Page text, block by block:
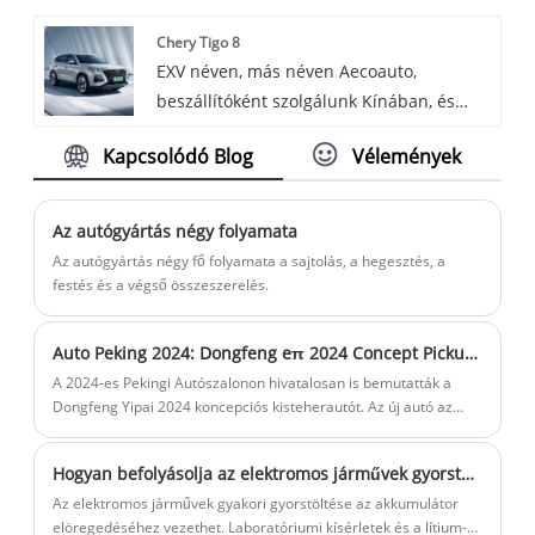
kényelmet nyújtson a vezetésben.
Wallbox. Kényelmes plug-and-charge
funkcióval, nyitott kommunikációs
protokollokkal, gyors töltési
kialakítással a Plug and Charge OCPP 30-
töltési élményt biztosít az elektromos
járművek számára.
Chery Tigo 8
EXV néven, más néven Aecoauto,
beszállítóként szolgálunk Kínában, és
híres Chery Tigo 8-at.
Kapcsolódó Blog Vélemények
Az autógyártás négy folyamata
Az autógyártás négy fő folyamata a sajtolás, a hegesztés, a
festés és a végső összeszerelés.
Auto Peking 2024: Dongfeng eπ 2024 Concept Pickup Truck
A 2024-es Pekingi Autószalonon hivatalosan is bemutatták a
Dongfeng Yipai 2024 koncepciós kisteherautót. Az új autó az
alváztechnológiákat.
Hogyan befolyásolja az elektromos járművek gyorstöltése az akkumulátor állapotát?
Az elektromos járművek gyakori gyorstöltése az akkumulátor
elöregedéséhez vezethet. Laboratóriumi kísérletek és a lítium-